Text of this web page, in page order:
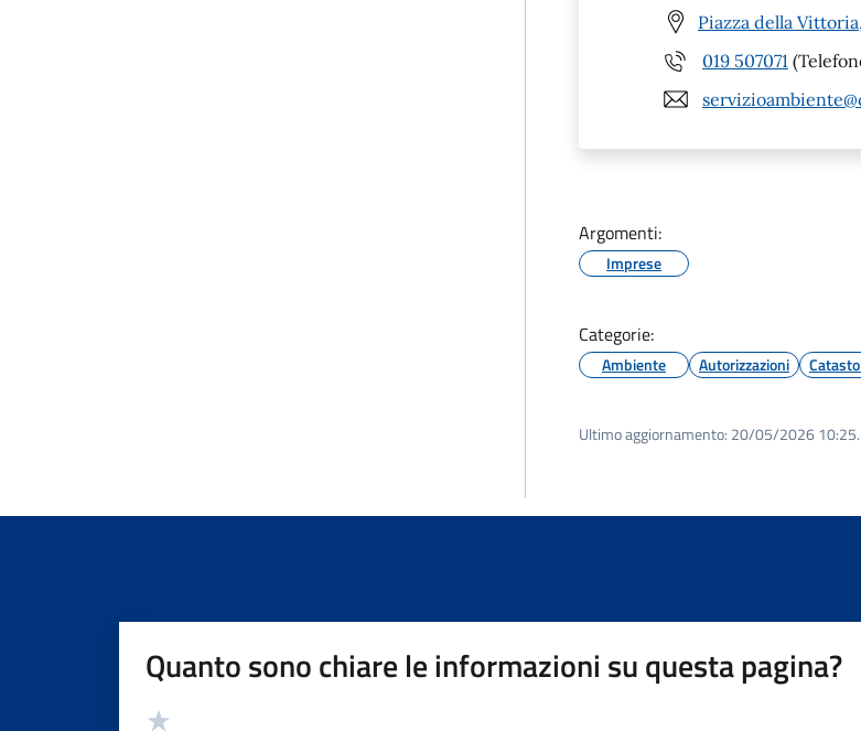
Piazza della
019 507071
Argomenti:
Imprese
Categorie:
Ambiente Autorizzazioni
Ultimo aggiornamento: 20/05/2026
Quanto sono chiare le informazioni su questa pagina?
Valutazione